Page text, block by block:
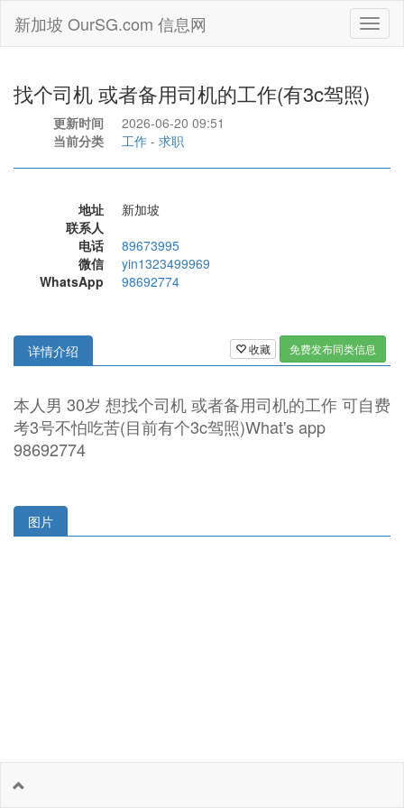
新加坡 OurSG.com 信息网
找个司机 或者备用司机的工作(有3c驾照)
更新时间
2026-06-20 09:51
当前分类
工作 - 求职
地址
新加坡
联系人
电话
89673995
微信
yin1323499969
WhatsApp
98692774
收藏 免费发布同类信息
详情介绍
本人男 30岁 想找个司机 或者备用司机的工作 可自费
考3号不怕吃苦(目前有个3c驾照)What's app
98692774
图片